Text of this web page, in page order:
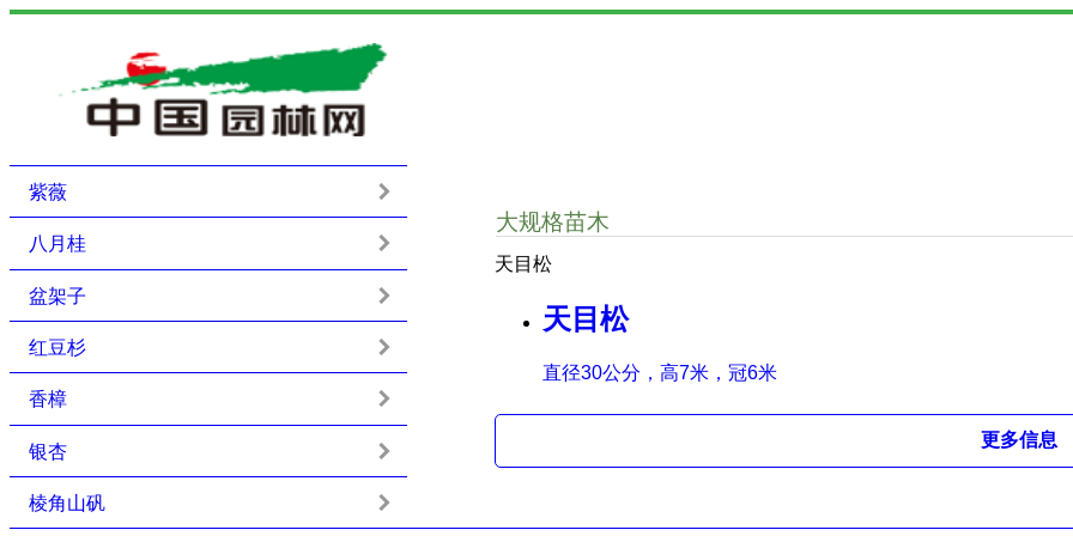
大规格苗木
天目松
天目松
直径30公分，高7米，冠6米
更多信息
紫薇
八月桂
盆架子
红豆杉
香樟
银杏
棱角山矾